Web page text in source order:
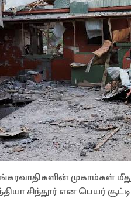
முகாம்கள்
சிந்தூர் என பெயர்